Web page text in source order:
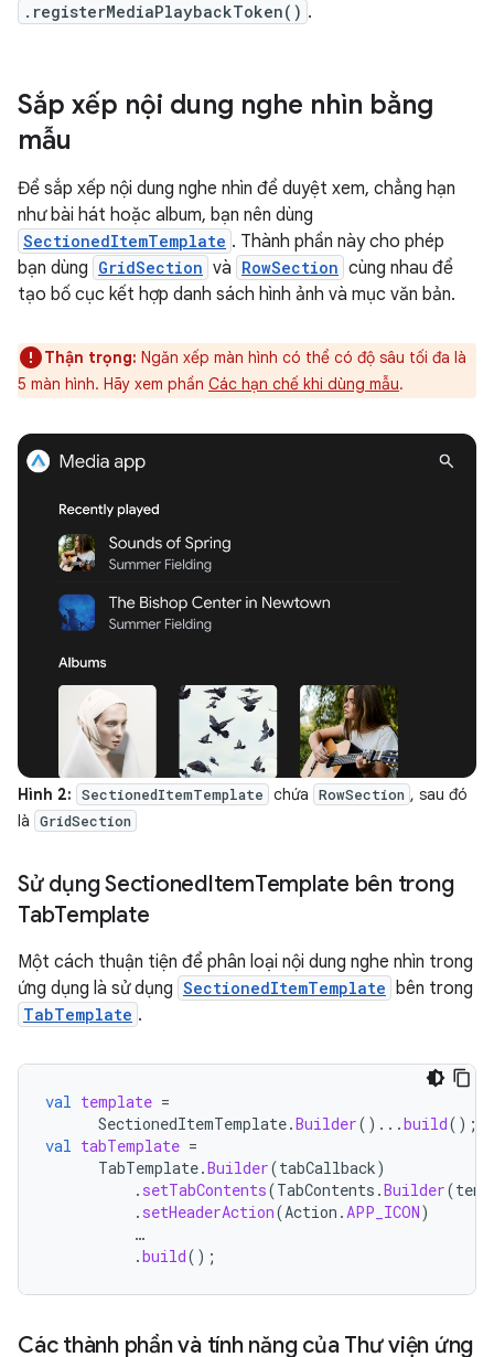
.registerMediaPlaybackToken() .
Sắp xếp nội dung nghe nhìn bằng
mẫu
Để sắp xếp nội dung nghe nhìn để duyệt xem, chẳng hạn
như bài hát hoặc album, bạn nên dùng
SectionedItemTemplate . Thành phần này cho phép
bạn dùng GridSection và RowSection cùng nhau để
tạo bố cục kết hợp danh sách hình ảnh và mục văn bản.
Thận trọng: Ngăn xếp màn hình có thể có độ sâu tối đa là
5 màn hình. Hãy xem phần Các hạn chế khi dùng mẫu.
Hình 2: SectionedItemTemplate chứa RowSection , sau đó
là
GridSection
Sử dụng SectionedItemTemplate bên trong
TabTemplate
Một cách thuận tiện để phân loại nội dung nghe nhìn trong
ứng dụng là sử dụng SectionedItemTemplate bên trong
TabTemplate .
val template =
SectionedItemTemplate.Builder()...build();
val tabTemplate =
TabTemplate.Builder(tabCallback)
. setTabContents(TabContents .Builder(
. setHeaderAction(Action .APP_ICON)
…
.build();
Các thành phần và tính năng của Thư viện ứng